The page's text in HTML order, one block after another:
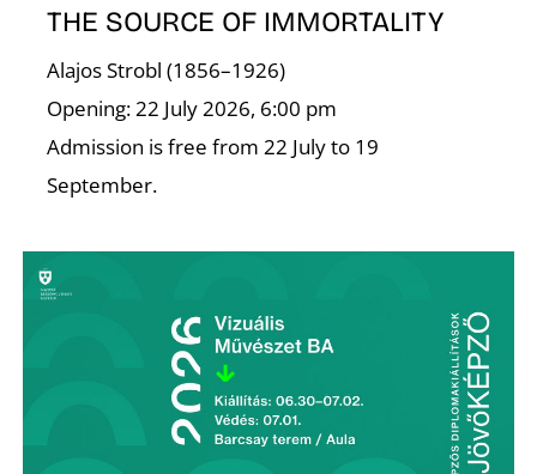
THE SOURCE OF IMMORTALITY
Alajos Strobl (1856–1926)
Opening: 22 July 2026, 6:00 pm
Admission is free from 22 July to 19
September.